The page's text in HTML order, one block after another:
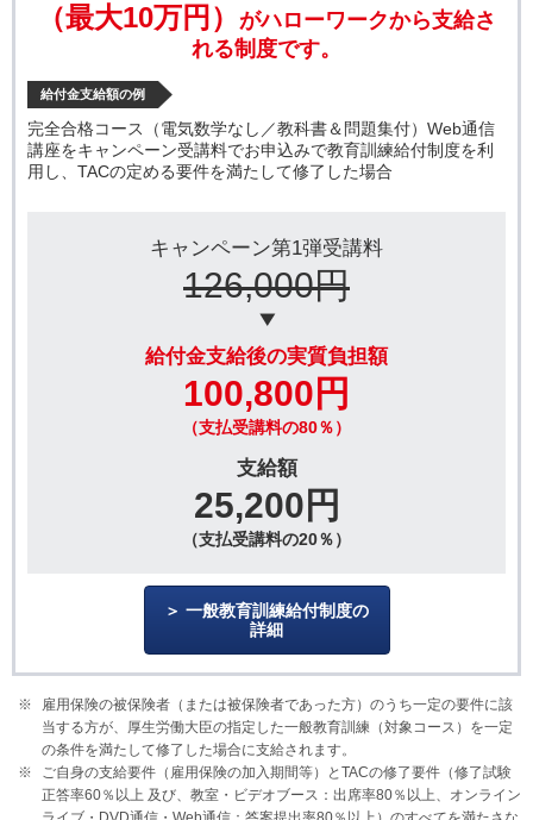
（最大10万円）
がハローワークから支給さ
れる制度です。
給付金支給額の例
完全合格コース（電気数学なし／教科書＆問題集付）Web通信
講座をキャンペーン受講料でお申込みで教育訓練給付制度を利
用し、TACの定める要件を満たして修了した場合
キャンペーン第1弾受講料
126,000円
給付金支給後の実質負担額
100,800円
（支払受講料の80％）
支給額
25,200円
（支払受講料の20％）
一般教育訓練給付制度の
詳細
雇用保険の被保険者（または被保険者であった方）のうち一定の要件に該
当する方が、厚生労働大臣の指定した一般教育訓練（対象コース）を一定
の条件を満たして修了した場合に支給されます。
ご自身の支給要件（雇用保険の加入期間等）とTACの修了要件（修了試験
正答率60％以上 及び、教室・ビデオブース：出席率80％以上、オンライン